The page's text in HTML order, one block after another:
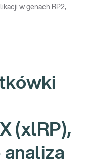
w genach RP2,
(xlRP),